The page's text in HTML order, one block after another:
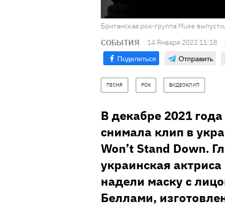
Британская рок-группа Muse
СОБЫТИЯ 14 Января 2022 11:18
Поделиться Отправить
ПЕСНЯ РОК ВИДЕОКЛИП
В декабре 2021
снимала клип в
Won’t Stand Down.
украинская
надели маску с
Беллами,